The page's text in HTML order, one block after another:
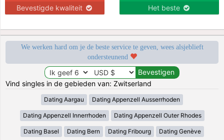
Bevestigde kwaliteit Het beste
We werken hard om je de beste service te geven, wees alsjeblieft
ondersteunend
Vind singles in de gebieden van: Zwitserland
Dating Aargau Dating Appenzell Ausserrhoden
Dating Appenzell Innerrhoden Dating Appenzell Outer Rhodes
Dating Basel Dating Bern Dating Fribourg Dating Genève